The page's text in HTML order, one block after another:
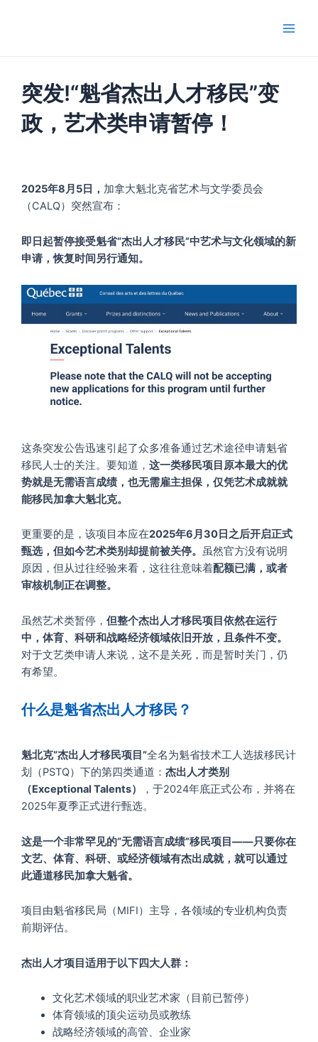
突发!“魁省杰出人才移民”变
政，艺术类申请暂停！
2025年8月5日， 加拿大魁北克省艺术与文学委员会
（CALQ）突然宣布：
即日起暂停接受魁省“杰出人才移民”中艺术与文化领域的新
申请，恢复时间另行通知。
这条突发公告迅速引起了众多准备通过艺术途径申请魁省
移民人士的关注。要知道， 这一类移民项目原本最大的优
势就是无需语言成绩，也无需雇主担保，仅凭艺术成就就
能移民加拿大魁北克。
更重要的是，该项目本应在2025年6月30日之后开启正式
甄选，但如今艺术类别却提前被关停。 虽然官方没有说明
原因，但从过往经验来看，这往往意味着配额已满，或者
审核机制正在调整。
虽然艺术类暂停， 但整个杰出人才移民项目依然在运行
中，体育、科研和战略经济领域依旧开放，且条件不变。
对于文艺类申请人来说，这不是关死，而是暂时关门，仍
有希望。
什么是魁省杰出人才移民？
魁北克“杰出人才移民项目”全名为魁省技术工人选拔移民计
划（PSTQ）下的第四类通道： 杰出人才类别
（Exceptional Talents）
，于2024年底正式公布，并将在
2025年夏季正式进行甄选。
这是一个非常罕见的“无需语言成绩”移民项目——只要你在
文艺、体育、科研、或经济领域有杰出成就，就可以通过
此通道移民加拿大魁省。
项目由魁省移民局（MIFI）主导，各领域的专业机构负责
前期评估。
杰出人才项目适用于以下四大人群：
文化艺术领域的职业艺术家（目前已暂停）
体育领域的顶尖运动员或教练
战略经济领域的高管、企业家